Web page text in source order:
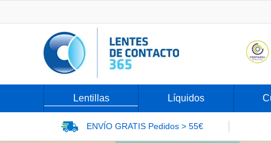
Lentillas Líquidos
ENVÍO GRATIS Pedidos > 55€